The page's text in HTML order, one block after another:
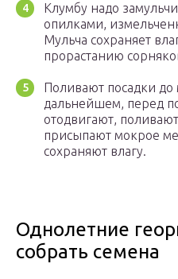
Клумбу надо
опилками,
Мульча сохраняет
прорастанию
Поливают посадки
дальнейшем, перед
отодвигают,
присыпают мокрое
сохраняют влагу.
Однолетние
собрать семена